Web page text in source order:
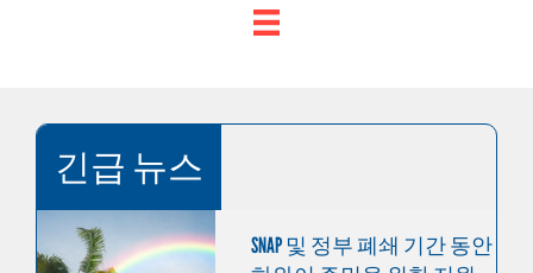
긴급 뉴스
SNAP 및 정부 폐쇄 기간 동안